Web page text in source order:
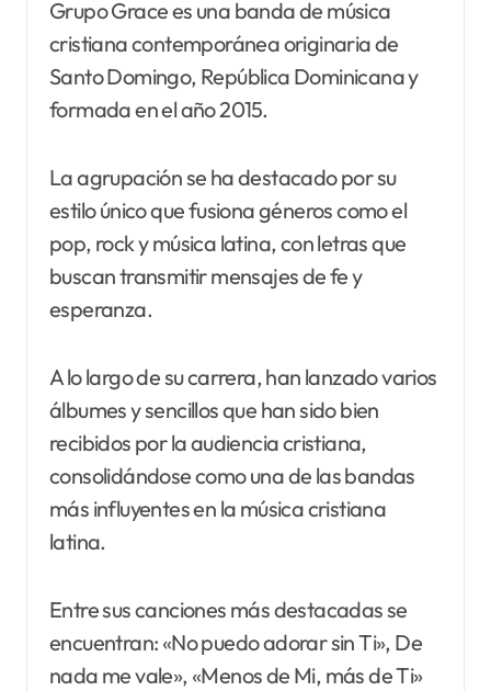
Grupo Grace es una banda de música
cristiana contemporánea originaria de
Santo Domingo, República Dominicana y
formada en el año 2015.
La agrupación se ha destacado por su
estilo único que fusiona géneros como el
pop, rock y música latina, con letras que
buscan transmitir mensajes de fe y
esperanza.
A lo largo de su carrera, han lanzado varios
álbumes y sencillos que han sido bien
recibidos por la audiencia cristiana,
consolidándose como una de las bandas
más influyentes en la música cristiana
latina.
Entre sus canciones más destacadas se
encuentran: «No puedo adorar sin Ti», De
nada me vale», «Menos de Mi, más de Ti»